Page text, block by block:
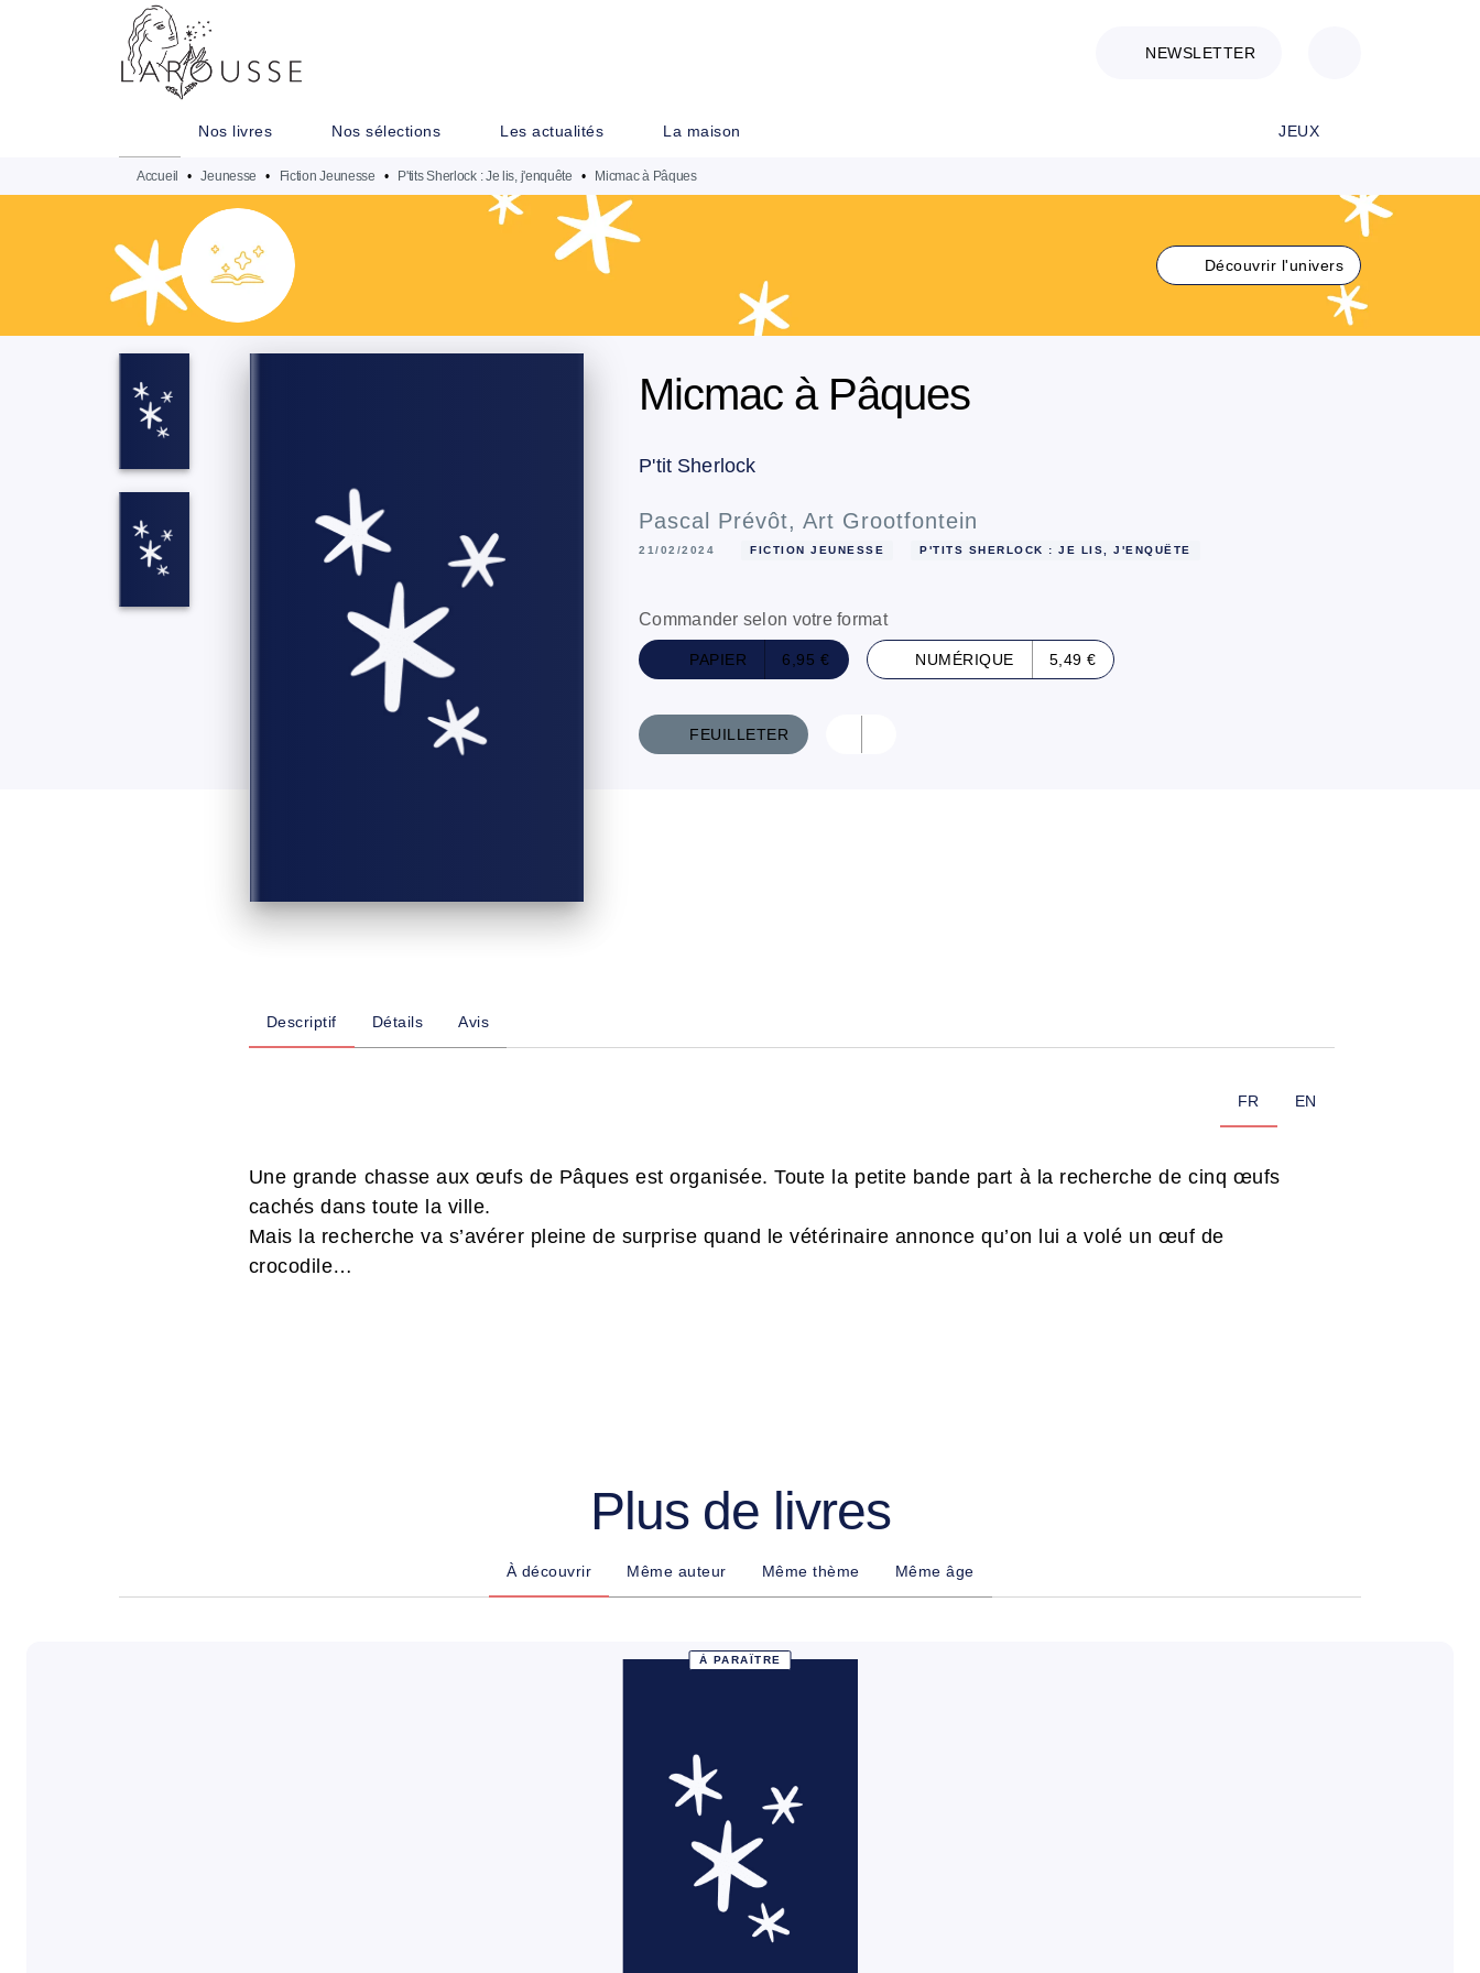
MENU
NEWSLETTER
Nos livres Nos sélections Les actualités La maison JEUX
Accueil • Jeunesse • Fiction Jeunesse • P'tits Sherlock : Je lis, j'enquête • Micmac à Pâques
Découvrir l'univers
Micmac à Pâques
P'tit Sherlock
Pascal Prévôt,Art Grootfontein
21/02/2024 FICTION JEUNESSE P'TITS SHERLOCK : JE LIS, J'ENQUÊTE
Commander selon votre format
PAPIER 6,95 € NUMÉRIQUE 5,49 €
FEUILLETER
Descriptif Détails Avis
FR EN
Une grande chasse aux œufs de Pâques est organisée. Toute la petite bande part à la recherche de cinq œufs
cachés dans toute la ville.
Mais la recherche va s’avérer pleine de surprise quand le vétérinaire annonce qu’on lui a volé un œuf de
crocodile…
Plus de livres
À découvrir Même auteur Même thème Même âge
À PARAÎTRE